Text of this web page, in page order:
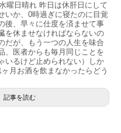
曜日晴れ 昨日は休肝日にして
いか、0時過ぎに寝たのに目覚
後、早々に仕度を済ませて事
を休ませなければならないの
だが、もう一つの人生を味合
、医者からも毎月同じことを
いるけど止められない）しか
月お酒を飲まなかったらどう
記事を読む